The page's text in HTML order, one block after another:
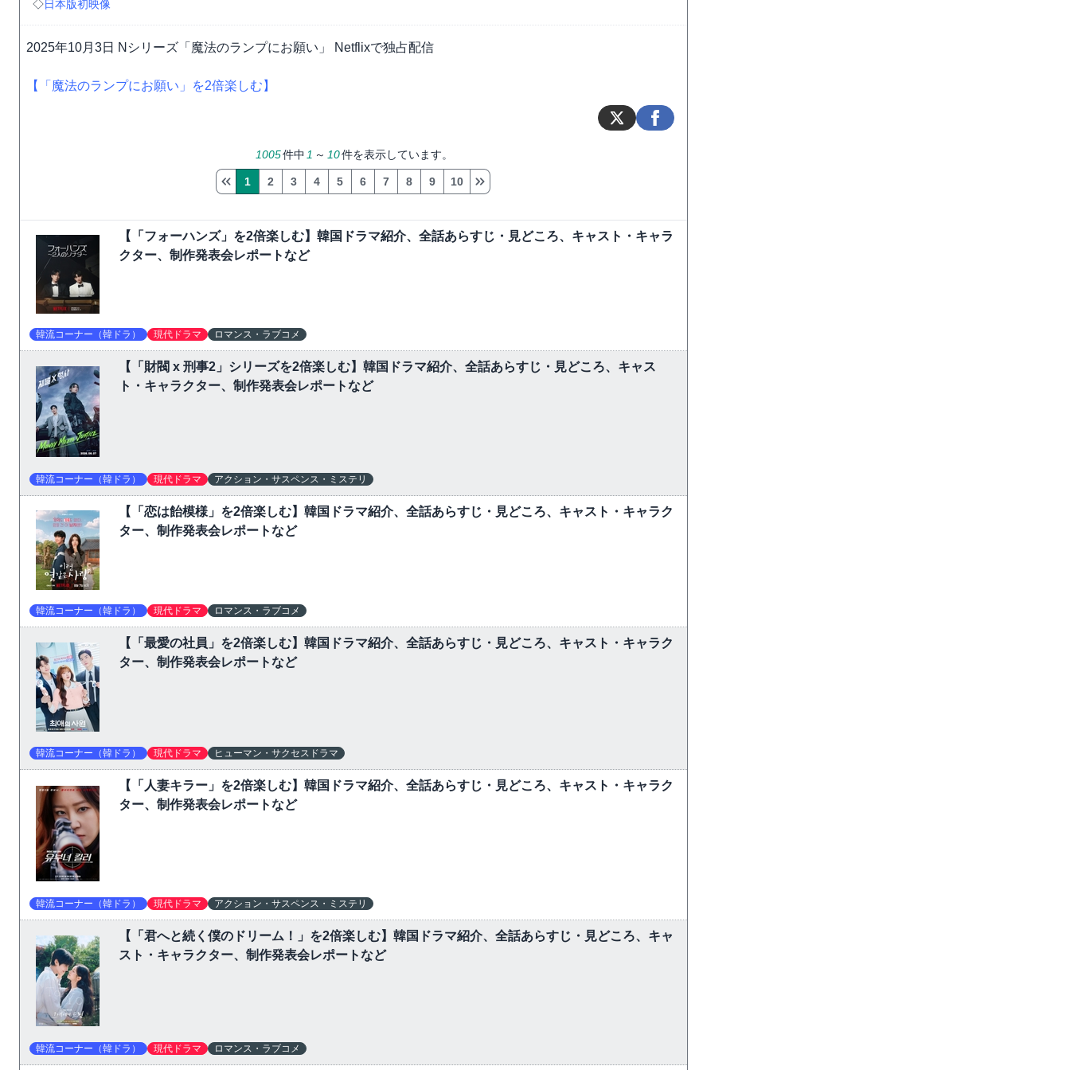
◇日本版初映像
2025年10月3日 Nシリーズ「魔法のランプにお願い」 Netflixで独占配信
【「魔法のランプにお願い」を2倍楽しむ】
1005件中 1 ～ 10件を表示しています。
1 2 3 4 5 6 7 8 9 10
【「フォーハンズ」を2倍楽しむ】韓国ドラマ紹介、全話あらすじ・見どころ、キャスト・キャラ
クター、制作発表会レポートなど
韓流コーナー（韓ドラ） 現代ドラマ ロマンス・ラブコメ
【「財閥 x 刑事2」シリーズを2倍楽しむ】韓国ドラマ紹介、全話あらすじ・見どころ、キャス
ト・キャラクター、制作発表会レポートなど
韓流コーナー（韓ドラ） 現代ドラマ アクション・サスペンス・ミステリ
【「恋は飴模様」を2倍楽しむ】韓国ドラマ紹介、全話あらすじ・見どころ、キャスト・キャラク
ター、制作発表会レポートなど
韓流コーナー（韓ドラ） 現代ドラマ ロマンス・ラブコメ
【「最愛の社員」を2倍楽しむ】韓国ドラマ紹介、全話あらすじ・見どころ、キャスト・キャラク
ター、制作発表会レポートなど
韓流コーナー（韓ドラ） 現代ドラマ ヒューマン・サクセスドラマ
【「人妻キラー」を2倍楽しむ】韓国ドラマ紹介、全話あらすじ・見どころ、キャスト・キャラク
ター、制作発表会レポートなど
韓流コーナー（韓ドラ） 現代ドラマ アクション・サスペンス・ミステリ
【「君へと続く僕のドリーム！」を2倍楽しむ】韓国ドラマ紹介、全話あらすじ・見どころ、キャ
スト・キャラクター、制作発表会レポートなど
韓流コーナー（韓ドラ） 現代ドラマ ロマンス・ラブコメ